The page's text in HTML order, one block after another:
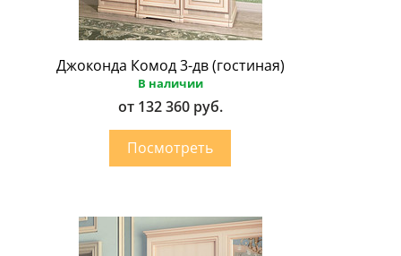
Джоконда Комод 3-дв (гостиная)
В наличии
от 132 360 руб.